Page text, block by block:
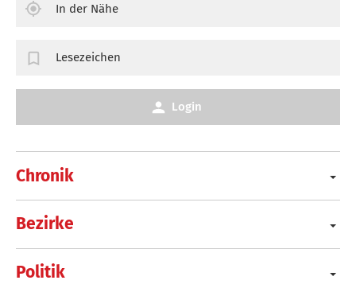
Chronik
Bezirke
Politik
In der Nähe
Lesezeichen
Login